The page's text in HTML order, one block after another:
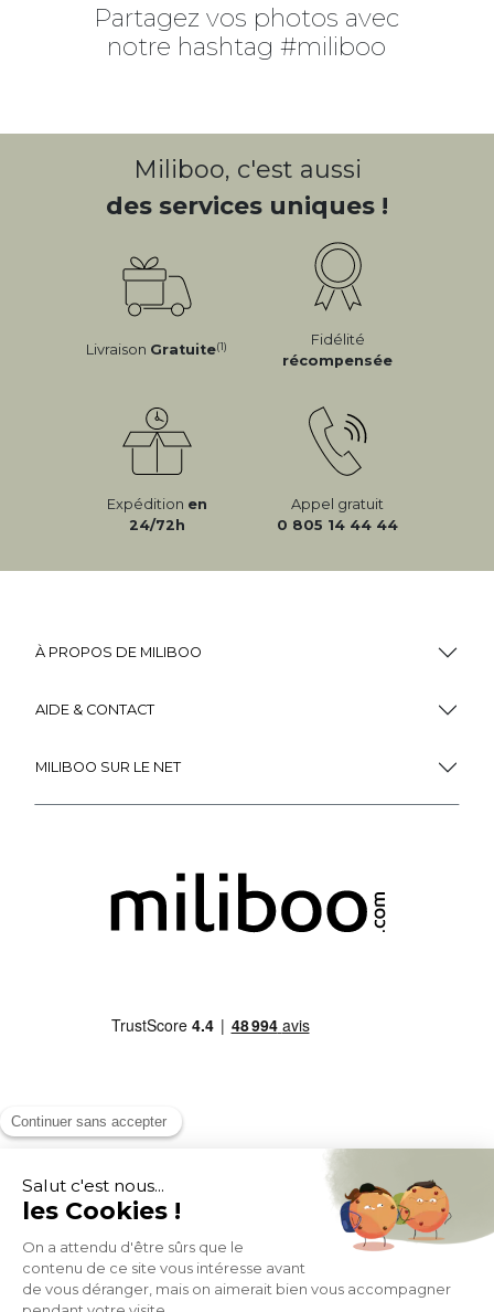
Partagez vos photos avec
notre hashtag #miliboo
Miliboo, c'est aussi
des services uniques !
Livraison Gratuite(1)
Fidélité
récompensée
Expédition en
24/72h
Appel gratuit
0 805 14 44 44
À PROPOS DE MILIBOO
AIDE & CONTACT
MILIBOO SUR LE NET
MOYENS DE PAIEMENT